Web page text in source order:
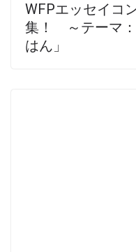
WFPエッセイコ
集！ ～テーマ
はん」